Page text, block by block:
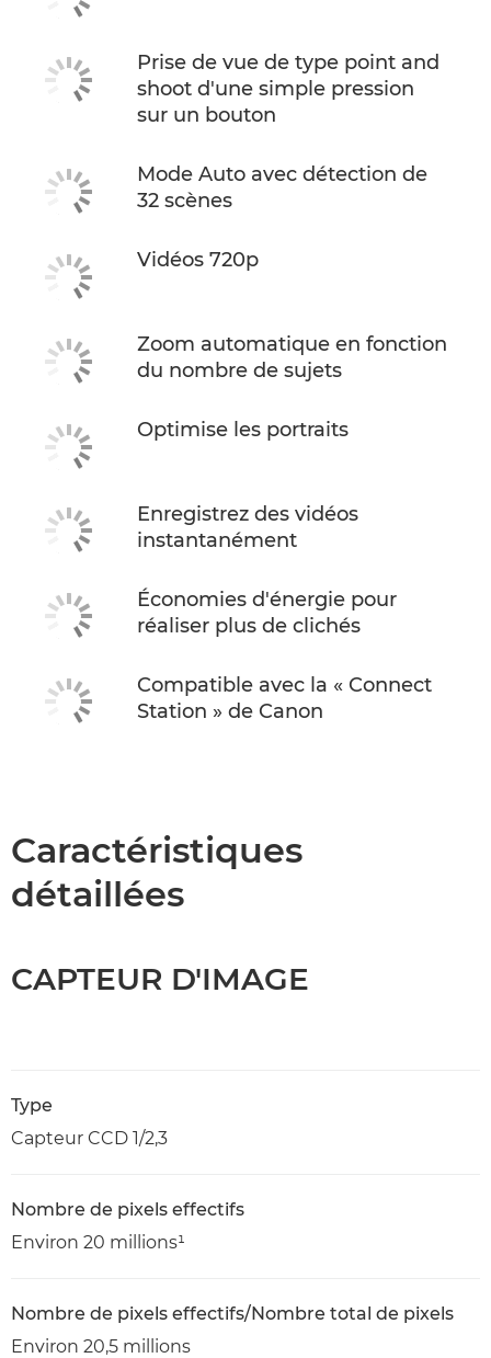
Prise de vue de type point and
shoot d'une simple pression
sur un bouton
Mode Auto avec détection de
32 scènes
Vidéos 720p
Zoom automatique en fonction
du nombre de sujets
Optimise les portraits
Enregistrez des vidéos
instantanément
Économies d'énergie pour
réaliser plus de clichés
Compatible avec la « Connect
Station » de Canon
Caractéristiques
détaillées
CAPTEUR D'IMAGE
Type
Capteur CCD 1/2,3
Nombre de pixels effectifs
Environ 20 millions¹
Nombre de pixels effectifs/Nombre total de pixels
Environ 20,5 millions